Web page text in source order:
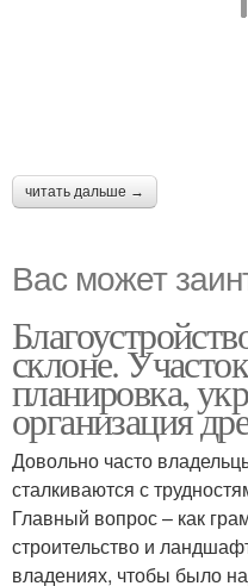
читать дальше →
Вас может
склоне.
планировка,
организация
Довольно часто
сталкиваются с
Главный вопрос – как
строительство и
владениях, чтобы было